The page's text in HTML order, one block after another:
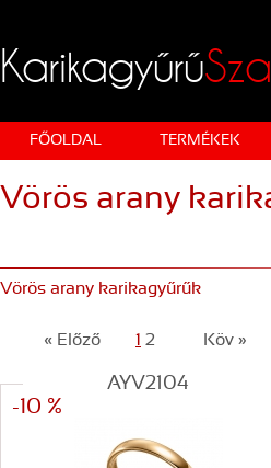
Karikagyűrű
FŐOLDAL TERMÉKEK
Vörös arany
Vörös arany karikagyűrűk
« Előző 1 2 Köv »
-10 %
AYV2104